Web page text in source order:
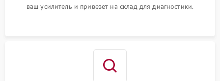
ваш усилитель и привезет на склад для диагностики.